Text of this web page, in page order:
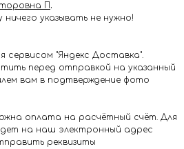
П .
указывать не нужно!
"Яндекс Доставка".
перед отправкой на указанный
вам в подтверждение фото
оплата на расчётный счёт. Для
на наш электронный адрес
реквизиты